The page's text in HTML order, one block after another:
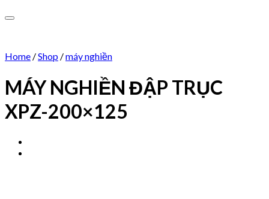
Add to wishlist
Home /Shop /máy nghiền
MÁY NGHIỀN ĐẬP TRỤC
XPZ-200×125